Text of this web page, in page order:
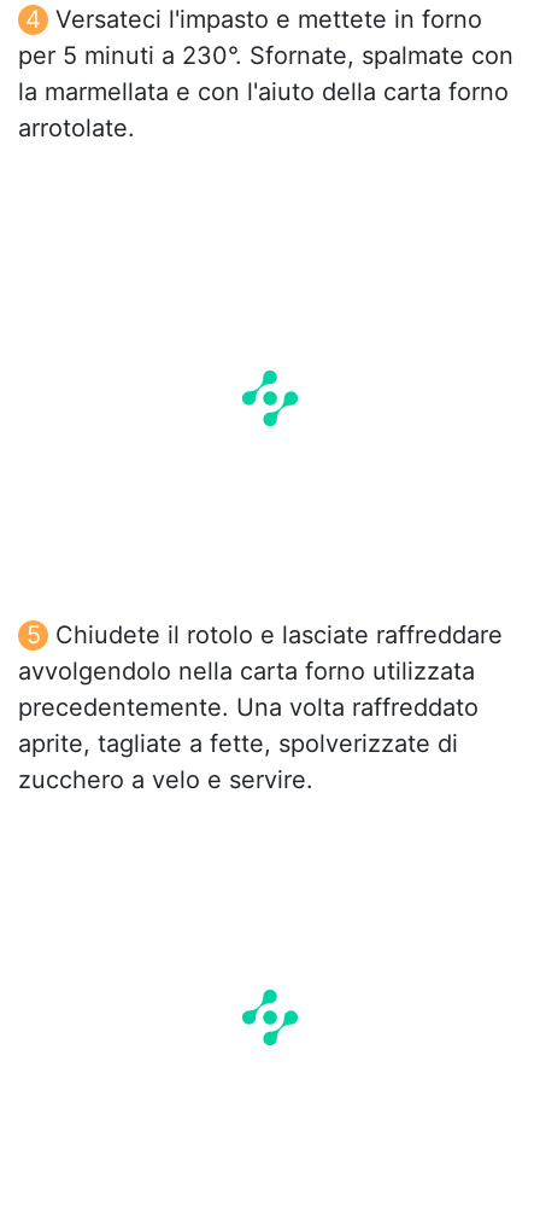
Versateci l'impasto e mettete in forno
per 5 minuti a 230°. Sfornate, spalmate con
la marmellata e con l'aiuto della carta forno
arrotolate.
Chiudete il rotolo e lasciate raffreddare
avvolgendolo nella carta forno utilizzata
precedentemente. Una volta raffreddato
aprite, tagliate a fette, spolverizzate di
zucchero a velo e servire.